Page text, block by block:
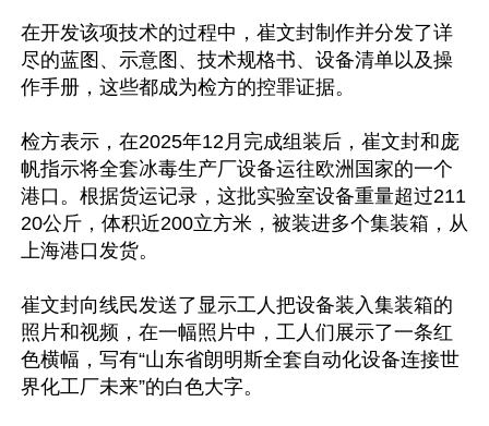
在开发该项技术的过程中，崔文封制作并分发了详
尽的蓝图、示意图、技术规格书、设备清单以及操
作手册，这些都成为检方的控罪证据。
检方表示，在2025年12月完成组装后，崔文封和庞
帆指示将全套冰毒生产厂设备运往欧洲国家的一个
港口。根据货运记录，这批实验室设备重量超过211
20公斤，体积近200立方米，被装进多个集装箱，从
上海港口发货。
崔文封向线民发送了显示工人把设备装入集装箱的
照片和视频，在一幅照片中，工人们展示了一条红
色横幅，写有“山东省朗明斯全套自动化设备连接世
界化工厂未来”的白色大字。